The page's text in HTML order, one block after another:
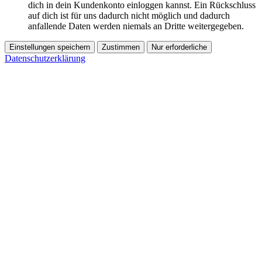
dich in dein Kundenkonto einloggen kannst. Ein Rückschluss
auf dich ist für uns dadurch nicht möglich und dadurch
anfallende Daten werden niemals an Dritte weitergegeben.
Einstellungen speichern Zustimmen Nur erforderliche
Datenschutzerklärung